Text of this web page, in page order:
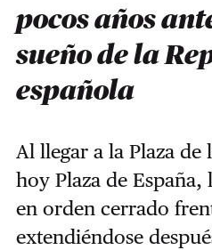
pocos años
sueño de la
española
Al llegar a la Plaza
hoy Plaza de
en orden cerrado
extendiéndose